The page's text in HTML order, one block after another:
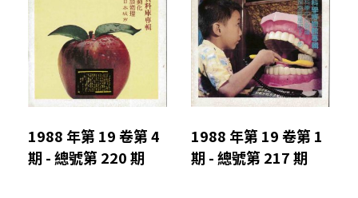
1988 年第 19 卷第 4
期 - 總號第 220 期
1988 年第 19 卷第 1
期 - 總號第 217 期